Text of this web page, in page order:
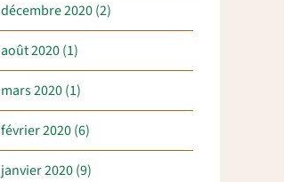
décembre 2020 (2)
août 2020 (1)
mars 2020 (1)
février 2020 (6)
janvier 2020 (9)